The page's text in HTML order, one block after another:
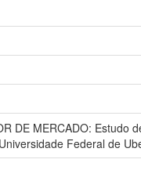
DE MERCADO: Estudo
Federal de